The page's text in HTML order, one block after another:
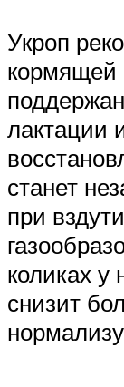
Укроп
кормящей
лактации
станет
при
коликах у
снизит